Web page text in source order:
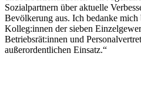
Sozialpartnern über aktuelle
Bevölkerung aus. Ich bedanke mich
Kolleg:innen der sieben
Betriebsrät:innen und
außerordentlichen Einsatz.“